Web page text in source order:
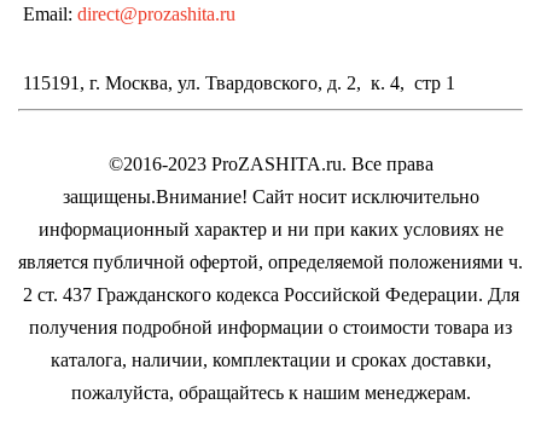
Email: direct@prozashita.ru
115191, г. Москва, ул. Твардовского, д. 2, к. 4, стр 1
©2016-2023 ProZASHITA.ru. Все права
защищены.Внимание! Cайт носит исключительно
информационный характер и ни при каких условиях не
является публичной офертой, определяемой положениями ч.
2 ст. 437 Гражданского кодекса Российской Федерации. Для
получения подробной информации о стоимости товара из
каталога, наличии, комплектации и сроках доставки,
пожалуйста, обращайтесь к нашим менеджерам.